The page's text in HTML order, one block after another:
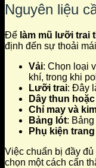
Nguyên liệu
Để làm mũ lưỡi trai
định đến sự thoải
Vải: Chọn loại
khí, trong khi
Lưỡi trai: Đây
Dây thun
Chỉ may và
Bảng lót:
Phụ kiện
Việc chuẩn bị đầy
chọn một cách cẩn